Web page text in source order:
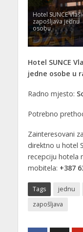
Hotel SUNCE
zapošljava jednu
osobu
Hotel SUNCE
jedne osobe u
Radno mjesto:
Potrebno
Zainteresovani
direktno u hotel
recepciju hotela
mobitela: +387
Tags jednu
zapošljava